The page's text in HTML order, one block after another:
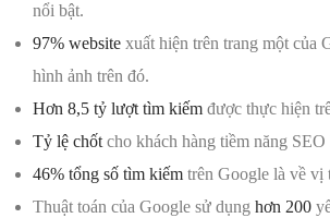
nổi bật.
97% website xuất hiện trên trang một của
hình ảnh trên đó.
Hơn 8,5 tỷ lượt tìm kiếm được thực hiện
Tỷ lệ chốt cho khách hàng tiềm năng SEO
46% tổng số tìm kiếm trên Google là về vị
Thuật toán của Google sử dụng hơn 200